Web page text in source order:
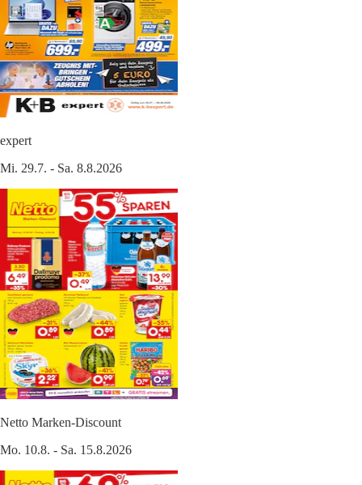
expert
Mi. 29.7. - Sa. 8.8.2026
Netto Marken-Discount
Mo. 10.8. - Sa. 15.8.2026